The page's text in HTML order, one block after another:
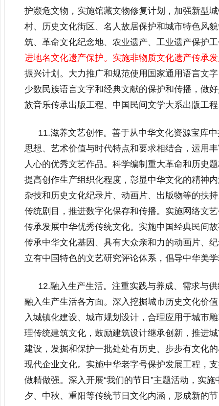
护濒危文物，实施馆藏文物修复计划，加强新型
村、历史文化街区、名人故居保护和城市特色风
筑、革命文化纪念地、农业遗产、工业遗产保护
进地名文化遗产保护。实施非物质文化遗产传承
振兴计划。大力推广和规范使用国家通用语言文
少数民族语言文字和经典文献的保护和传播，做
族音乐传承出版工程、中国民间文学大系出版工
11.滋养文艺创作。善于从中华文化资源宝库
思想、艺术价值与时代特点和要求相结合，运用
人心的优秀文艺作品。科学编制重大革命和历史
提高创作生产组织化程度，彰显中华文化的精神
杂技和历史文化纪录片、动画片、出版物等的扶
传统剧目，推进数字化保存和传播。实施网络文
传承发展中华优秀传统文化。实施中国经典民间
传承中华文化基因、具有大众亲和力的动画片、
立有中国特色的文艺研究评论体系，倡导中华美
12.融入生产生活。注重实践与养成、需求与
融入生产生活各方面。深入挖掘城市历史文化价
入城镇化建设、城市规划设计，合理应用于城市
理传统建筑文化，鼓励建筑设计继承创新，推进
建设，发掘和保护一批处处有历史、步步有文化
现代企业文化。实施中华老字号保护发展工程，
做精做强。深入开展“我们的节日”主题活动，实
夕、中秋、重阳等传统节日文化内涵，形成新的